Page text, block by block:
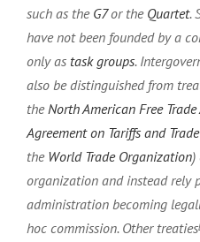
such as the G7or the Quartet.
have not been founded by a
only as task groups.
also be distinguished from
theNorth American Free
Agreement on Tariffs and Trade
the World Trade Organization)
organization and instead rely
administration becoming
hoc commission. Other treaties[